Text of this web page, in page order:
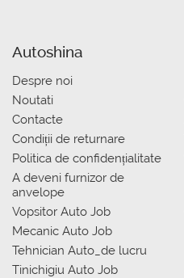
Autoshina
Despre noi
Noutati
Contacte
Condiții de returnare
Politica de confidențialitate
A deveni furnizor de
anvelope
Vopsitor Auto Job
Mecanic Auto Job
Tehnician Auto_de lucru
Tinichigiu Auto Job